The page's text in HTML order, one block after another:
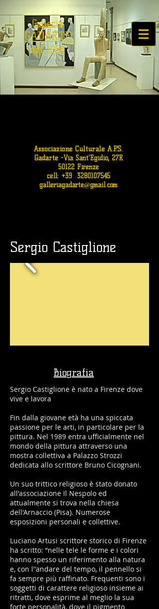
Galleria
GADARTE
dal 1956
Associazione Culturale A.P.S.
Gadarte-Via Sant'Egidio, 27R
50122 Firenze
cell: +39 3280107545
galleriagadarte@gmail.com
Sergio Castiglione
Biografia
Sergio Castiglione è nato a Firenze dove
vive e lavora
Fin dalla giovane età ha una spiccata
passione per le arti, in particolare per la
pittura. Nel 1989 entra ufficialmente nel
mondo della pittura attraverso una
mostra collettiva a Palazzo Strozzi
dedicata allo scrittore Bruno Cicognani.
Un suo trittico religioso è stato donato
all'associazione Il Nespolo ed
attualmente si trova nella chiesa
dell'Arnaccio (Pisa). Numerose
esposizioni personali e collettive.
Luciano Artusi scrittore storico di Firenze
ha scritto: “nelle tele le forme e i colori
hanno spesso un riferimento alla natura
e, con l''andare del tempo, il pennello si
fa sempre più raffinato. Frequenti sono i
soggetti di carattere religioso insieme ai
ritratti, dove esprime al meglio la sua
forte personalità, dove il pigmento